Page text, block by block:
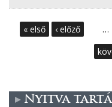
a
« első ‹ előző …
Nyitva